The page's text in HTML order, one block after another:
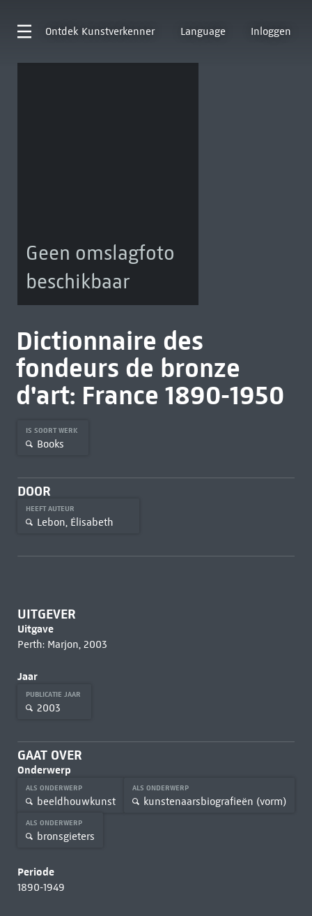
Ontdek Kunstverkenner Language Inloggen
Geen omslagfoto
beschikbaar
Dictionnaire des
fondeurs de bronze
d'art: France 1890-1950
IS SOORT WERK
Books
DOOR
HEEFT AUTEUR
Lebon, Élisabeth
UITGEVER
Uitgave
Perth: Marjon, 2003
Jaar
PUBLICATIE JAAR
2003
GAAT OVER
Onderwerp
ALS ONDERWERP
beeldhouwkunst
ALS ONDERWERP
kunstenaarsbiografieën (vorm)
ALS ONDERWERP
bronsgieters
Periode
1890-1949